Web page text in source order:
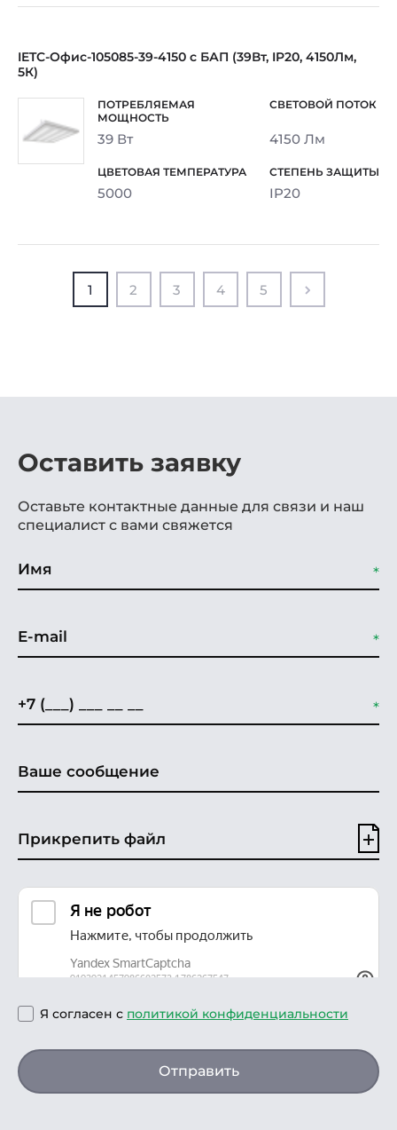
IETC-Офис-105085-39-4150 с БАП (39Вт, IP20, 4150Лм,
5К)
39 Вт 4150 Лм
5000 IP20
1 2 3 4 5
Оставить заявку
Оставьте контактные данные для связи и наш
специалист с вами свяжется
Прикрепить файл
Я согласен с политикой конфиденциальности
Отправить